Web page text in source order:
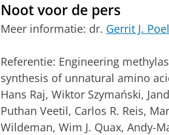
Noot voor de pers
Meer informatie: dr. Gerrit J.
Referentie: Engineering
synthesis of unnatural amino
Hans Raj, Wiktor Szymański,
Puthan Veetil, Carlos R. Reis,
Wildeman, Wim J. Quax, Andy-